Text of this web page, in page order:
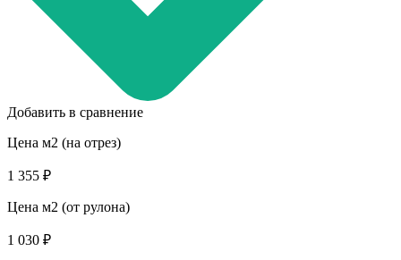
Добавить в сравнение
Цена м2 (на отрез)
1 355 ₽
Цена м2 (от рулона)
1 030 ₽